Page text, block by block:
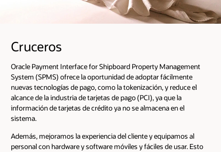
Cruceros
Oracle Payment Interface for Shipboard Property Management
System (SPMS) ofrece la oportunidad de adoptar fácilmente
nuevas tecnologías de pago, como la tokenización, y reduce el
alcance de la industria de tarjetas de pago (PCI), ya que la
información de tarjetas de crédito ya no se almacena en el
sistema.
Además, mejoramos la experiencia del cliente y equipamos al
personal con hardware y software móviles y fáciles de usar. Esto